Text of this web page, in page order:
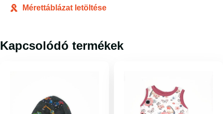
Mérettáblázat letöltése
Kapcsolódó termékek